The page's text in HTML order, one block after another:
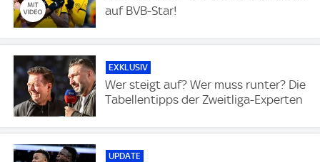
auf BVB-Star!
EXKLUSIV
Wer steigt auf? Wer muss runter? Die
Tabellentipps der Zweitliga-Experten
UPDATE